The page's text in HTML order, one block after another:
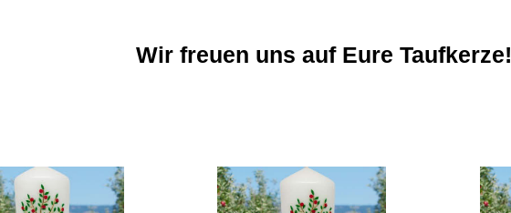
Wir freuen uns auf Eure Taufkerze!